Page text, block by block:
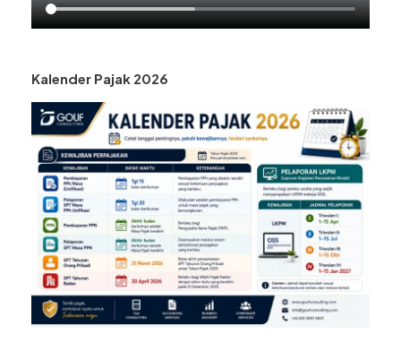
Kalender Pajak 2026